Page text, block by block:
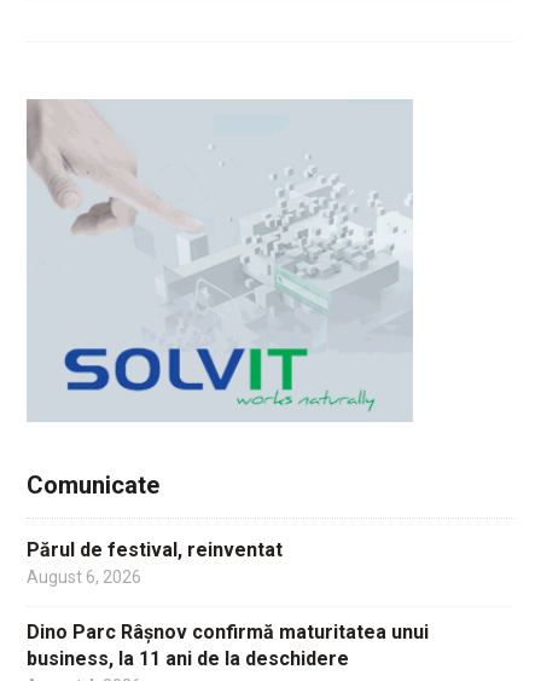
Comunicate
Părul de festival, reinventat
August 6, 2026
Dino Parc Râșnov confirmă maturitatea unui
business, la 11 ani de la deschidere